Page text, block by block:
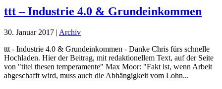
ttt – Industrie 4.0 & Grundeinkommen
30. Januar 2017 | Archiv
ttt - Industrie 4.0 & Grundeinkommen - Danke Chris fürs schnelle
Hochladen. Hier der Beitrag, mit redaktionellem Text, auf der Seite
von "titel thesen temperamente" Max Moor: "Fakt ist, wenn Arbeit
abgeschafft wird, muss auch die Abhängigkeit vom Lohn...